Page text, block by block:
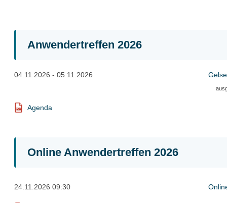
Anwendertreffen 2026
04.11.2026 - 05.11.2026
Agenda
Online Anwendertreffen 2026
24.11.2026 09:30